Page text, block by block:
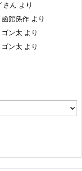
さん より
函館孫作 より
ゴン太 より
ゴン太 より